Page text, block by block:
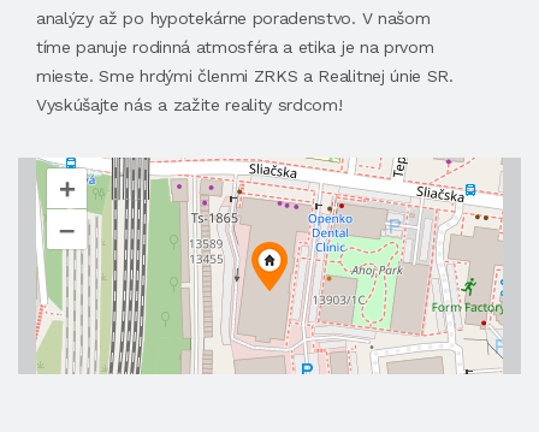
analýzy až po hypotekárne poradenstvo. V našom
tíme panuje rodinná atmosféra a etika je na prvom
mieste. Sme hrdými členmi ZRKS a Realitnej únie SR.
Vyskúšajte nás a zažite reality srdcom!
+
–